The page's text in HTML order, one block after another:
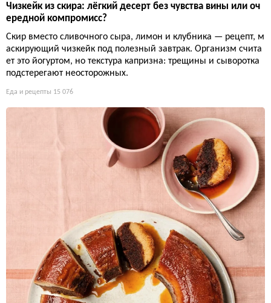
Чизкейк из скира: лёгкий десерт без чувства вины или оч
ередной компромисс?
Скир вместо сливочного сыра, лимон и клубника — рецепт, м
аскирующий чизкейк под полезный завтрак. Организм счита
ет это йогуртом, но текстура капризна: трещины и сыворотка
подстерегают неосторожных.
Еда и рецепты 15 076